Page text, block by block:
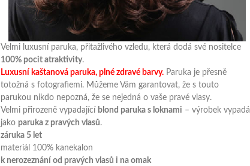
Velmi luxusní paruka, přitažlivého vzledu, která dodá své nositelce
100% pocit atraktivity.
Luxusní kaštanová paruka, plné zdravé barvy. Paruka je přesně
totožná s fotografiemi. Můžeme Vám garantovat, že s touto
parukou nikdo nepozná, že se nejedná o vaše pravé vlasy.
Velmi přirozeně vypadající blond paruka s loknami – výrobek vypadá
jako paruka z pravých vlasů.
záruka 5 let
materiál 100% kanekalon
k nerozeznání od pravých vlasů i na omak